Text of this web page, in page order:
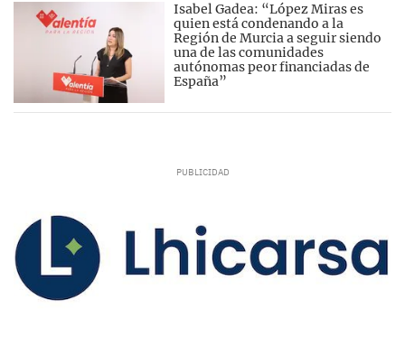
Isabel Gadea: “López Miras es
quien está condenando a la
Región de Murcia a seguir siendo
una de las comunidades
autónomas peor financiadas de
España”